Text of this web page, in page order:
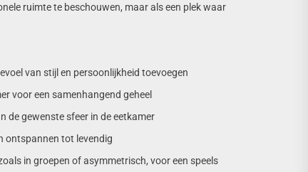
ruimte te beschouwen, maar als een plek waar
van stijl en persoonlijkheid toevoegen
voor een samenhangend geheel
de gewenste sfeer in de eetkamer
ontspannen tot levendig
in groepen of asymmetrisch, voor een speels